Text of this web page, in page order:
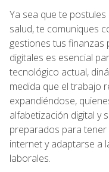
Ya sea que te
salud, te comuniques
gestiones tus finanzas
digitales es esencial
tecnológico actual,
medida que el trabajo
expandiéndose,
alfabetización digital y
preparados para
internet y adaptarse a
laborales.